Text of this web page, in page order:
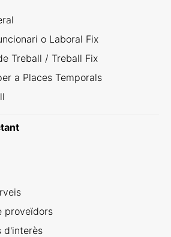
o Laboral Fix
Treball / Treball Fix
a Places Temporals
proveïdors
d'interès